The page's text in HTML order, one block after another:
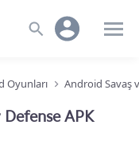
Oyunları Android Savaş
Defense APK